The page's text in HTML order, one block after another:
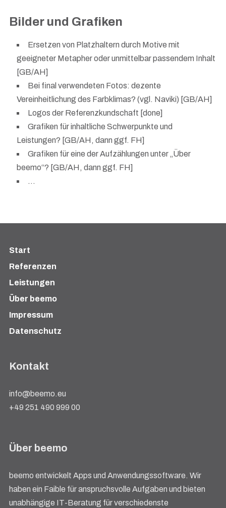
Bilder und Grafiken
Ersetzen von Platzhaltern durch Motive mit
geeigneter Metapher oder unmittelbar passendem Inhalt
[GB/AH]
Bei final verwendeten Fotos: dezente
Vereinheitlichung des Farbklimas? (vgl. Naviki) [GB/AH]
Logos der Referenzkundschaft [done]
Grafiken für inhaltliche Schwerpunkte und
Leistungen? [GB/AH, dann ggf. FH]
Grafiken für eine der Aufzählungen unter „Über
beemo“? [GB/AH, dann ggf. FH]
…
Start
Referenzen
Leistungen
Über beemo
Impressum
Datenschutz
Kontakt
info@beemo.eu
+49 251 490 999 00
Über beemo
beemo entwickelt Apps und Anwendungssoftware. Wir
haben ein Faible für anspruchsvolle Aufgaben und bieten
unabhängige IT-Beratung für verschiedenste